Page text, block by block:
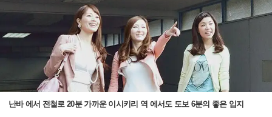
난바 에서 전철로 20분 가까운 이시키리 역 에서도 도보 6분의 좋은 입지